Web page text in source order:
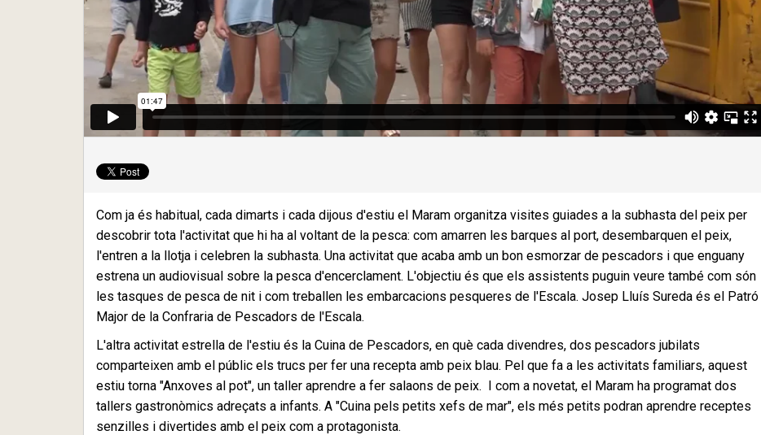
Com ja és habitual, cada dimarts i cada dijous d'estiu el Maram organitza visites guiades a la subhasta del peix per
descobrir tota l'activitat que hi ha al voltant de la pesca: com amarren les barques al port, desembarquen el peix,
l'entren a la llotja i celebren la subhasta. Una activitat que acaba amb un bon esmorzar de pescadors i que enguany
estrena un audiovisual sobre la pesca d'encerclament. L'objectiu és que els assistents puguin veure també com són
les tasques de pesca de nit i com treballen les embarcacions pesqueres de l'Escala. Josep Lluís Sureda és el Patró
Major de la Confraria de Pescadors de l'Escala.
L'altra activitat estrella de l'estiu és la Cuina de Pescadors, en què cada divendres, dos pescadors jubilats
comparteixen amb el públic els trucs per fer una recepta amb peix blau. Pel que fa a les activitats familiars, aquest
estiu torna "Anxoves al pot", un taller aprendre a fer salaons de peix. I com a novetat, el Maram ha programat dos
tallers gastronòmics adreçats a infants. A "Cuina pels petits xefs de mar", els més petits podran aprendre receptes
senzilles i divertides amb el peix com a protagonista.